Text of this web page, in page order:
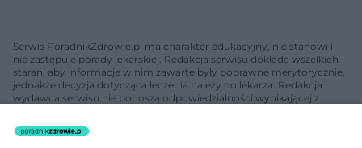
Serwis PoradnikZdrowie.pl ma charakter edukacyjny, nie stanowi i
nie zastępuje porady lekarskiej. Redakcja serwisu dokłada wszelkich
starań, aby informacje w nim zawarte były poprawne merytorycznie,
jednakże decyzja dotycząca leczenia należy do lekarza. Redakcja i
wydawca serwisu nie ponoszą odpowiedzialności wynikającej z
świadczeń zdrowotnych w rozumieniu art. 3 ust 1 ustawy o